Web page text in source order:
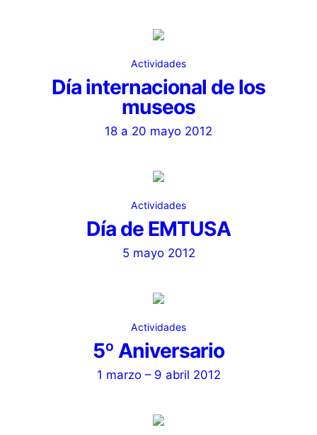
Actividades
Día internacional de los
museos
18 a 20 mayo 2012
Actividades
Día de EMTUSA
5 mayo 2012
Actividades
5º Aniversario
1 marzo – 9 abril 2012